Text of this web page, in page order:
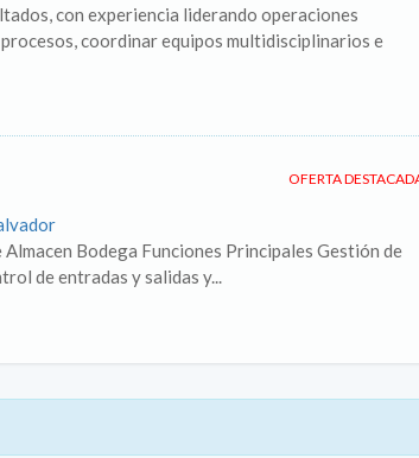
con experiencia liderando operaciones
coordinar equipos multidisciplinarios e
OFERTA
Bodega Funciones Principales Gestión de
de entradas y salidas y...